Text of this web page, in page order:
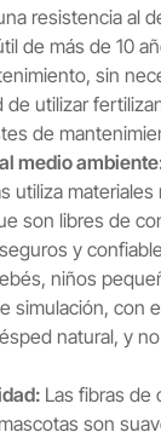
resistencia al
de más de 10
sin
de utilizar
de
medio
utiliza
son libres de
y
niños
simulación, con
natural, y
Las fibras de
son